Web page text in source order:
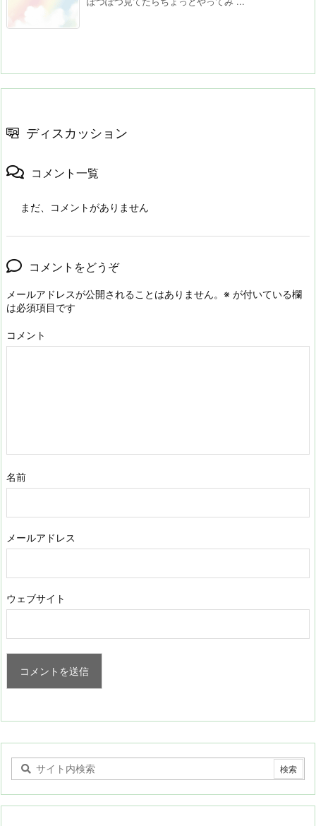
ディスカッション
コメント一覧
まだ、コメントがありません
コメントをどうぞ
メールアドレスが公開されることはありません。 ※ が付いている欄
は必須項目です
コメント
名前
メールアドレス
ウェブサイト